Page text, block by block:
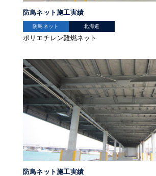
防鳥ネット施工実績
防鳥ネット 北海道
ポリエチレン難燃ネット
防鳥ネット施工実績